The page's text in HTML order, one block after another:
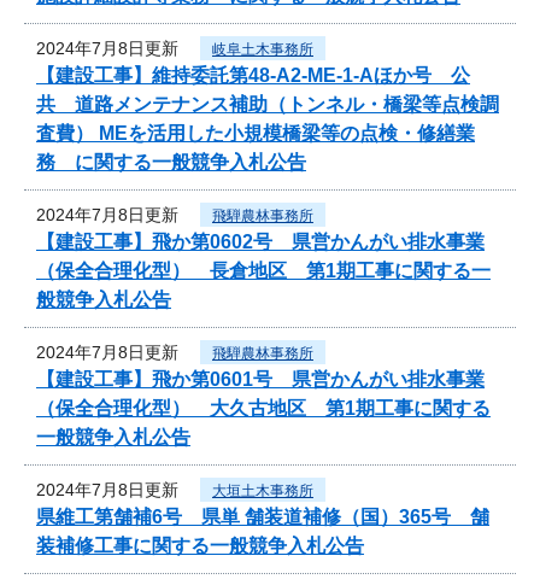
2024年7月8日更新 岐阜土木事務所
【建設工事】維持委託第48-A2-ME-1-Aほか号 公
共 道路メンテナンス補助（トンネル・橋梁等点検調
査費） MEを活用した小規模橋梁等の点検・修繕業
務 に関する一般競争入札公告
2024年7月8日更新 飛騨農林事務所
【建設工事】飛か第0602号 県営かんがい排水事業
（保全合理化型） 長倉地区 第1期工事に関する一
般競争入札公告
2024年7月8日更新 飛騨農林事務所
【建設工事】飛か第0601号 県営かんがい排水事業
（保全合理化型） 大久古地区 第1期工事に関する
一般競争入札公告
2024年7月8日更新 大垣土木事務所
県維工第舗補6号 県単 舗装道補修（国）365号 舗
装補修工事に関する一般競争入札公告